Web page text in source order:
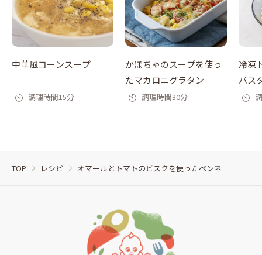
中華風コーンスープ
調理時間15分
かぼちゃのスープを使っ
たマカロニグラタン
調理時間30分
冷凍
パス
TOP レシピ オマールとトマトのビスクを使ったペンネ